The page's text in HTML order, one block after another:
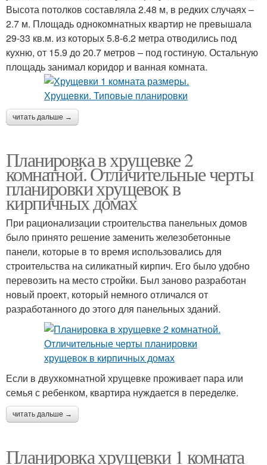
Высота потолков составляла 2.48 м, в редких случаях –
2.7 м. Площадь однокомнатных квартир не превышала
29-33 кв.м. из которых 5.8-6.2 метра отводились под
кухню, от 15.9 до 20.7 метров – под гостиную. Остальную
площадь занимал коридор и ванная комната.
читать дальше →
Планировка в хрущевке 2
комнатной. Отличительные черты
планировки хрущевок в
кирпичных домах
При рационализации строительства панельных домов
было принято решение заменить железобетонные
панели, которые в то время использовались для
строительства на силикатный кирпич. Его было удобно
перевозить на место стройки. Был заново разработан
новый проект, который немного отличался от
разработанного до этого для панельных зданий.
Если в двухкомнатной хрущевке проживает пара или
семья с ребенком, квартира нуждается в переделке.
читать дальше →
Планировка хрущевки 1 комната